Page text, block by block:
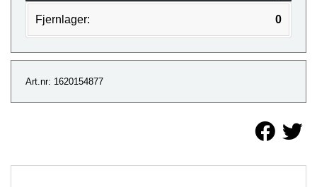
Fjernlager: 0
Art.nr: 1620154877